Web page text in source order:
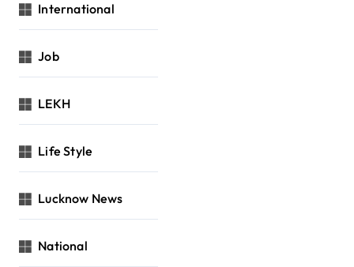
International
Job
LEKH
Life Style
Lucknow News
National